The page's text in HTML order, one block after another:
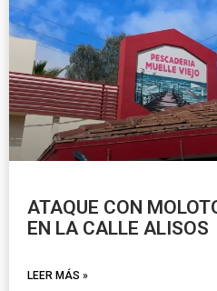
ATAQUE CON
EN LA CALLE ALISOS
LEER MÁS »